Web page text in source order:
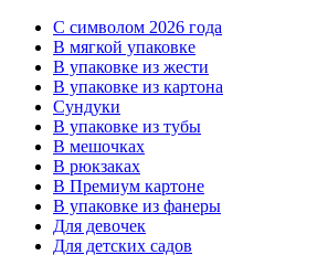
C символом 2026 года
В мягкой упаковке
В упаковке из жести
В упаковке из картона
Сундуки
В упаковке из тубы
В мешочках
В рюкзаках
В Премиум картоне
В упаковке из фанеры
Для девочек
Для детских садов